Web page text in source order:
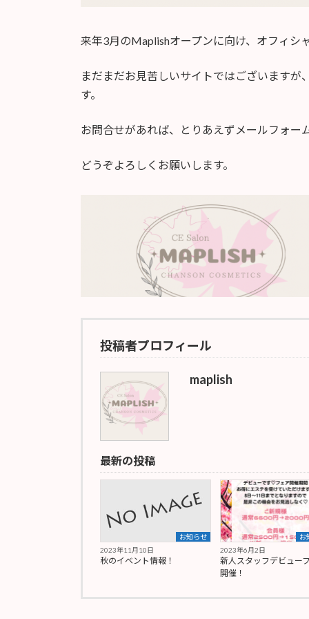
来年3月のMaplishオープンに向け、オフィシ
まだまだお見苦しいサイトではございます
す。
お問合せがあれば、とりあえずメールフォー
どうぞよろしくお願いします。
投稿者プロフィール
maplish
最新の投稿
お知らせ
2023年11月10日
秋のイベント情報！
お
2023年6月2日
新人スタッフデビュー
開催！